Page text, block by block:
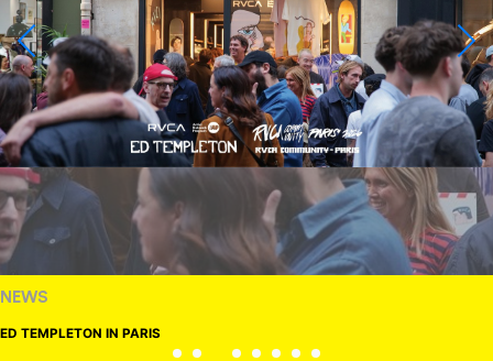
NEWS
ED TEMPLETON IN PARIS